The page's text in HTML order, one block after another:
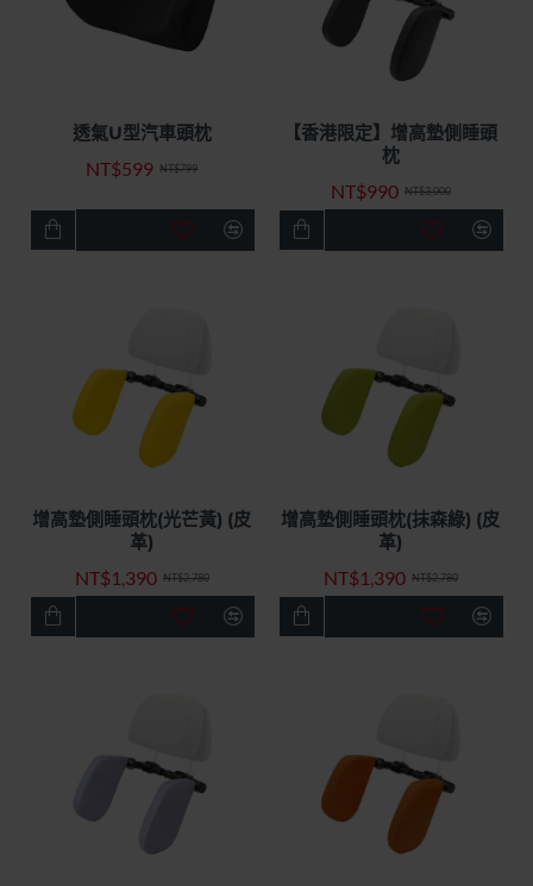
特價優惠
快速出貨透氣U型汽車頭枕
NT$599
NT$799
特價優惠
快速出貨
【香港限定】增高墊側睡頭
枕
NT$990 NT$3,000
特價優惠
快速出貨
增高墊側睡頭枕(光芒黃) (皮
革)
NT$1,390 NT$2,780
特價優惠
快速出貨
增高墊側睡頭枕(抹森綠) (皮
革)
NT$1,390 NT$2,780